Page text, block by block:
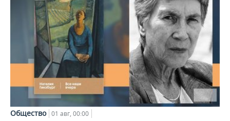
Общество 01 авг, 00:00